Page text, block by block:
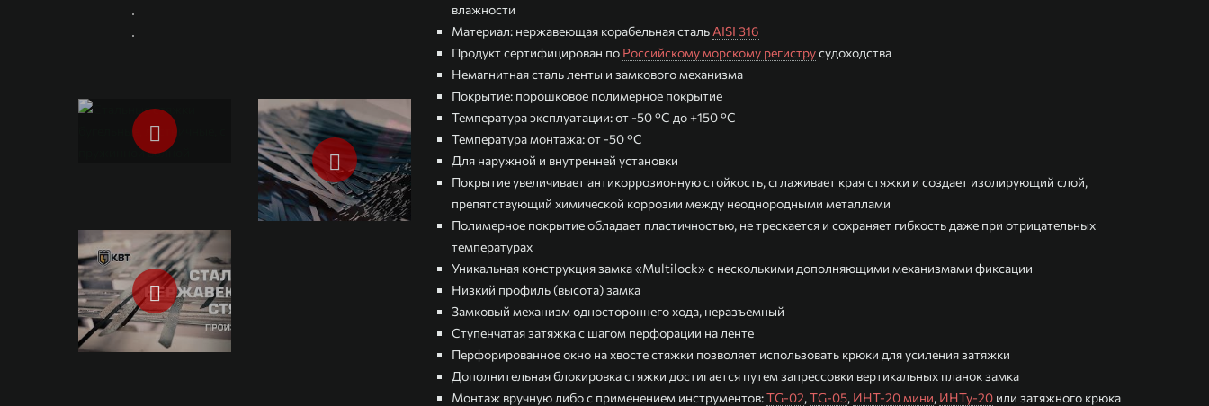
влажности
Материал: нержавеющая корабельная сталь AISI 316
Продукт сертифицирован по Российскому морскому региструсудоходства
Немагнитная сталь ленты и замкового механизма
Покрытие: порошковое полимерное покрытие
Температура эксплуатации: от -50 °С до +150 °С
Температура монтажа: от -50 °С
Для наружной и внутренней установки
Покрытие увеличивает антикоррозионную стойкость, сглаживает края стяжки и создает изолирующий слой,
препятствующий химической коррозии между неоднородными металлами
Полимерное покрытие обладает пластичностью, не трескается и сохраняет гибкость даже при отрицательных
температурах
Уникальная конструкция замка «Multilock» с несколькими дополняющими механизмами фиксации
Низкий профиль (высота) замка
Замковый механизм одностороннего хода, неразъемный
Ступенчатая затяжка с шагом перфорации на ленте
Перфорированное окно на хвосте стяжки позволяет использовать крюки для усиления затяжки
Дополнительная блокировка стяжки достигается путем запрессовки вертикальных планок замка
Монтаж вручную либо с применением инструментов:TG-02,TG-05, ИНТ-20 мини, ИНТу-20 или затяжного крюка